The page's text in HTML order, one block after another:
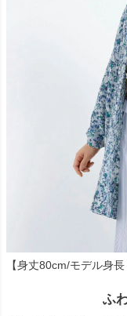
【身丈80cm/モデル身長
ふ